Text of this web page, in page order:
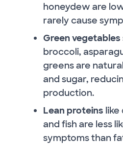
honeydew are
rarely cause
Green vegetables
broccoli,
greens are
and sugar,
production.
Lean proteins like
and fish are less
symptoms than